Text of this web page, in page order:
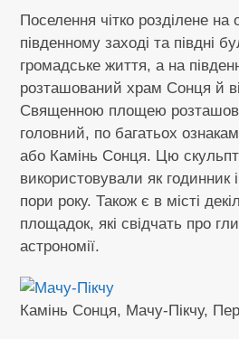
Поселення чітко розділене
південному заході та півдні
громадське життя, а на
розташований храм Сонця й
Священною площею
головний, по багатьох
або Камінь Сонця. Цю
використовували як годинник
пори року. Також є в місті
площадок, які свідчать про
астрономії.
Камінь Сонця, Мачу-Пікчу,